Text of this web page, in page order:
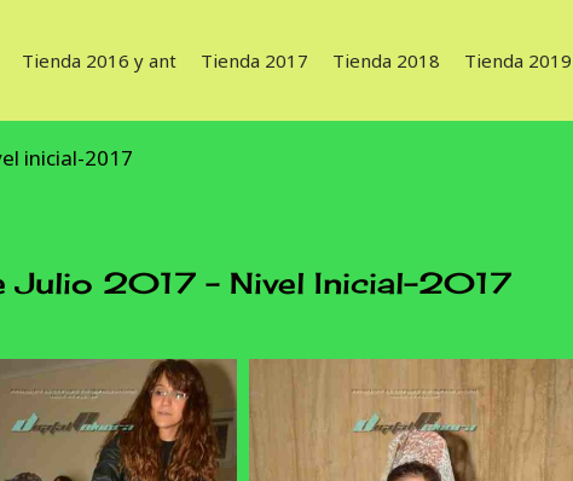
Tienda 2016 y ant Tienda 2017 Tienda 2018 Tienda 2019
inicial-2017
Julio 2017 - Nivel Inicial-2017